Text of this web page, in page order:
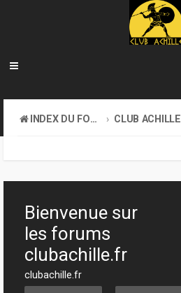
INDEX DU FORUM CLUB ACHILLE
Bienvenue sur
les forums
clubachille.fr
clubachille.fr